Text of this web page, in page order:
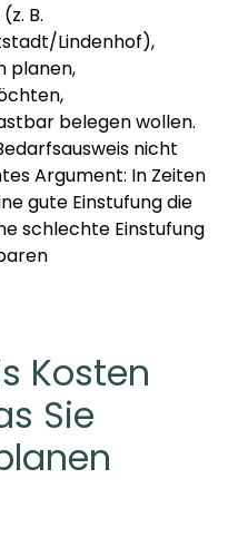
B.
Lindenhof),
planen,
belegen wollen.
nicht
Argument: In Zeiten
gute Einstufung die
schlechte Einstufung
Kosten
Sie